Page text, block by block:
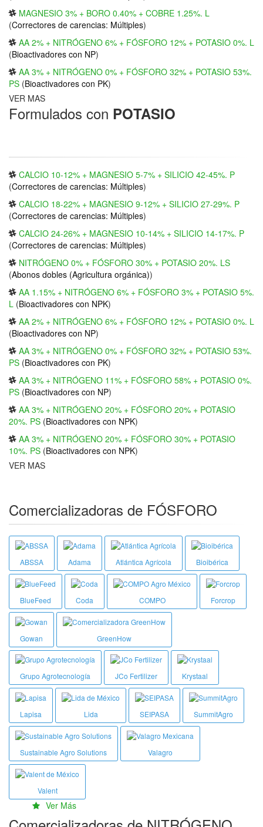
MAGNESIO 3% + BORO 0.40% + COBRE 1.25%. L
(Correctores de carencias: Múltiples)
AA 2% + NITRÓGENO 6% + FÓSFORO 12% + POTASIO 0%. L
(Bioactivadores con NP)
AA 3% + NITRÓGENO 0% + FÓSFORO 32% + POTASIO 53%.
PS (Bioactivadores con PK)
VER MAS
Formulados con POTASIO
CALCIO 10-12% + MAGNESIO 5-7% + SILICIO 42-45%. P
(Correctores de carencias: Múltiples)
CALCIO 18-22% + MAGNESIO 9-12% + SILICIO 27-29%. P
(Correctores de carencias: Múltiples)
CALCIO 24-26% + MAGNESIO 10-14% + SILICIO 14-17%. P
(Correctores de carencias: Múltiples)
NITRÓGENO 0% + FÓSFORO 30% + POTASIO 20%. LS
(Abonos dobles (Agricultura orgánica))
AA 1.15% + NITRÓGENO 6% + FÓSFORO 3% + POTASIO 5%.
L (Bioactivadores con NPK)
AA 2% + NITRÓGENO 6% + FÓSFORO 12% + POTASIO 0%. L
(Bioactivadores con NP)
AA 3% + NITRÓGENO 0% + FÓSFORO 32% + POTASIO 53%.
PS (Bioactivadores con PK)
AA 3% + NITRÓGENO 11% + FÓSFORO 58% + POTASIO 0%.
PS (Bioactivadores con NP)
AA 3% + NITRÓGENO 20% + FÓSFORO 20% + POTASIO
20%. PS (Bioactivadores con NPK)
AA 3% + NITRÓGENO 20% + FÓSFORO 30% + POTASIO
10%. PS (Bioactivadores con NPK)
VER MAS
Comercializadoras de FÓSFORO
ABSSA Adama Atlántica Agrícola Bioibérica
BlueFeed Coda COMPO Forcrop
Gowan GreenHow
Grupo Agrotecnología JCo Fertilizer Krystaal
Lapisa Lida SEIPASA SummitAgro
Sustainable Agro Solutions Valagro
Valent
Ver Más